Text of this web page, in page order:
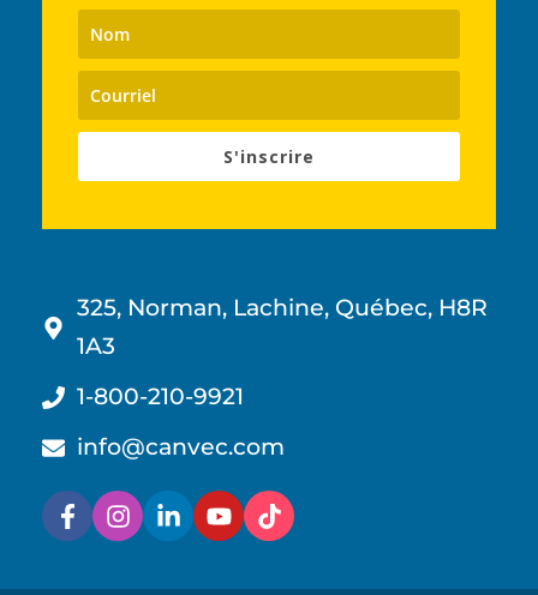
S'inscrire
325, Norman, Lachine, Québec, H8R
1A3
1-800-210-9921
info@canvec.com